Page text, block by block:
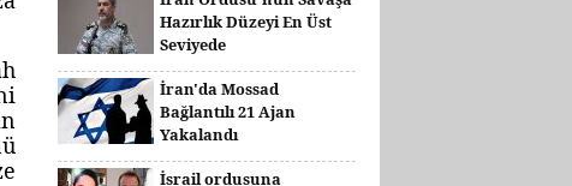
Hazırlık Düzeyi En Üst
Seviyede
İran'da Mossad
Bağlantılı 21 Ajan
Yakalandı
İsrail ordusuna